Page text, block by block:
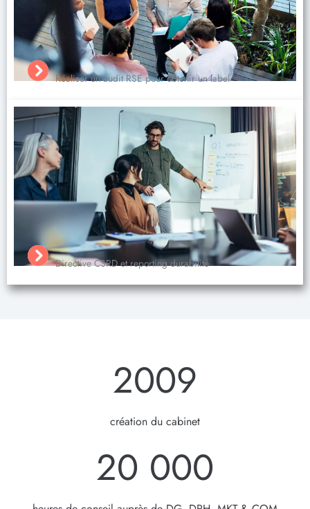
Réaliser un audit RSE pour obtenir un label
Directive CSRD et reporting durabilité
2009
création du cabinet
20 000